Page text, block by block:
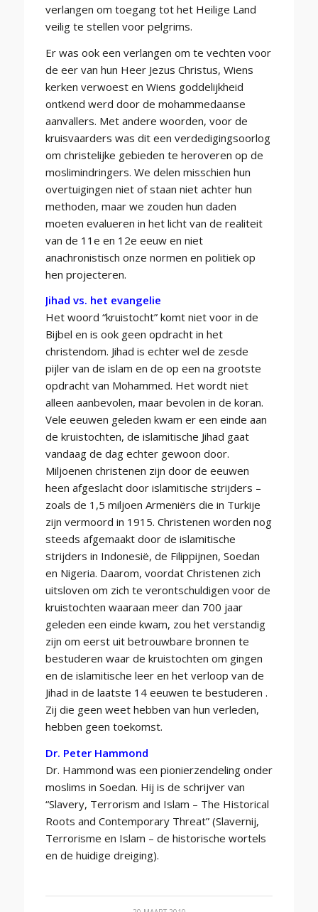
verlangen om toegang tot het Heilige Land
veilig te stellen voor pelgrims.
Er was ook een verlangen om te vechten voor
de eer van hun Heer Jezus Christus, Wiens
kerken verwoest en Wiens goddelijkheid
ontkend werd door de mohammedaanse
aanvallers. Met andere woorden, voor de
kruisvaarders was dit een verdedigingsoorlog
om christelijke gebieden te heroveren op de
moslimindringers. We delen misschien hun
overtuigingen niet of staan niet achter hun
methoden, maar we zouden hun daden
moeten evalueren in het licht van de realiteit
van de 11e en 12e eeuw en niet
anachronistisch onze normen en politiek op
hen projecteren.
Jihad vs. het evangelie
Het woord “kruistocht” komt niet voor in de
Bijbel en is ook geen opdracht in het
christendom. Jihad is echter wel de zesde
pijler van de islam en de op een na grootste
opdracht van Mohammed. Het wordt niet
alleen aanbevolen, maar bevolen in de koran.
Vele eeuwen geleden kwam er een einde aan
de kruistochten, de islamitische Jihad gaat
vandaag de dag echter gewoon door.
Miljoenen christenen zijn door de eeuwen
heen afgeslacht door islamitische strijders –
zoals de 1,5 miljoen Armeniërs die in Turkije
zijn vermoord in 1915. Christenen worden nog
steeds afgemaakt door de islamitische
strijders in Indonesië, de Filippijnen, Soedan
en Nigeria. Daarom, voordat Christenen zich
uitsloven om zich te verontschuldigen voor de
kruistochten waaraan meer dan 700 jaar
geleden een einde kwam, zou het verstandig
zijn om eerst uit betrouwbare bronnen te
bestuderen waar de kruistochten om gingen
en de islamitische leer en het verloop van de
Jihad in de laatste 14 eeuwen te bestuderen .
Zij die geen weet hebben van hun verleden,
hebben geen toekomst.
Dr. Peter Hammond
Dr. Hammond was een pionierzendeling onder
moslims in Soedan. Hij is de schrijver van
“Slavery, Terrorism and Islam – The Historical
Roots and Contemporary Threat” (Slavernij,
Terrorisme en Islam – de historische wortels
en de huidige dreiging).